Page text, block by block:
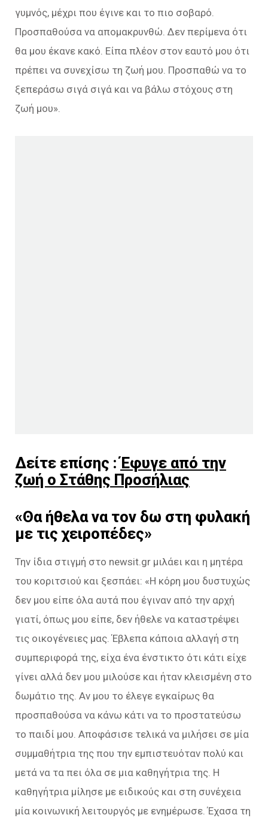
γυμνός, μέχρι που έγινε και το πιο σοβαρό.
Προσπαθούσα να απομακρυνθώ. Δεν περίμενα ότι
θα μου έκανε κακό. Είπα πλέον στον εαυτό μου ότι
πρέπει να συνεχίσω τη ζωή μου. Προσπαθώ να το
ξεπεράσω σιγά σιγά και να βάλω στόχους στη
ζωή μου».
Δείτε επίσης :Έφυγε από την
ζωή ο Στάθης Προσήλιας
«Θα ήθελα να τον δω στη φυλακή
με τις χειροπέδες»
Την ίδια στιγμή στο newsit.gr μιλάει και η μητέρα
του κοριτσιού και ξεσπάει: «Η κόρη μου δυστυχώς
δεν μου είπε όλα αυτά που έγιναν από την αρχή
γιατί, όπως μου είπε, δεν ήθελε να καταστρέψει
τις οικογένειες μας. Έβλεπα κάποια αλλαγή στη
συμπεριφορά της, είχα ένα ένστικτο ότι κάτι είχε
γίνει αλλά δεν μου μιλούσε και ήταν κλεισμένη στο
δωμάτιο της. Αν μου το έλεγε εγκαίρως θα
προσπαθούσα να κάνω κάτι να το προστατεύσω
το παιδί μου. Αποφάσισε τελικά να μιλήσει σε μία
συμμαθήτρια της που την εμπιστευόταν πολύ και
μετά να τα πει όλα σε μια καθηγήτρια της. Η
καθηγήτρια μίλησε με ειδικούς και στη συνέχεια
μία κοινωνική λειτουργός με ενημέρωσε. Έχασα τη